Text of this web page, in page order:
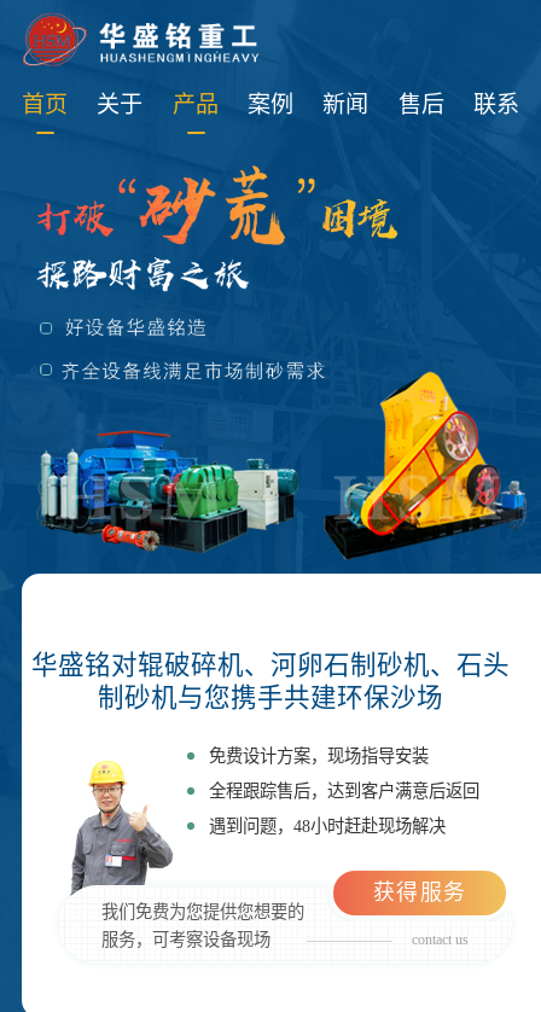
首页 关于 产品 案例 新闻 售后 联系
华盛铭对辊破碎机、河卵石制砂机、石头
制砂机与您携手共建环保沙场
免费设计方案，现场指导安装
全程跟踪售后，达到客户满意后返回
遇到问题，48小时赶赴现场解决
我们免费为您提供您想要的
服务，可考察设备现场
contact us
获得服务